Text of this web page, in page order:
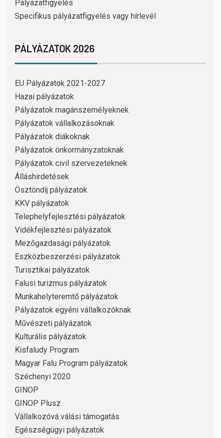
Pályázatfigyelés
Specifikus pályázatfigyelés vagy hírlevél
PÁLYÁZATOK 2026
EU Pályázatok 2021-2027
Hazai pályázatok
Pályázatok magánszemélyeknek
Pályázatok vállalkozásoknak
Pályázatok diákoknak
Pályázatok önkormányzatoknak
Pályázatok civil szervezeteknek
Álláshirdetések
Ösztöndíj pályázatok
KKV pályázatok
Telephelyfejlesztési pályázatok
Vidékfejlesztési pályázatok
Mezőgazdasági pályázatok
Eszközbeszerzési pályázatok
Turisztikai pályázatok
Falusi turizmus pályázatok
Munkahelyteremtő pályázatok
Pályázatok egyéni vállalkozóknak
Művészeti pályázatok
Kulturális pályázatok
Kisfaludy Program
Magyar Falu Program pályázatok
Széchenyi 2020
GINOP
GINOP Plusz
Vállalkozóvá válási támogatás
Egészségügyi pályázatok